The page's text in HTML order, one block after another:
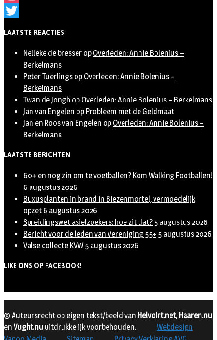
Instagram
LAATSTE REACTIES
Nelleke de bresser op Overleden: Annie Bolenius –
Berkelmans
Peter Tuerlings op Overleden: Annie Bolenius –
Berkelmans
Twan de Jongh op Overleden: Annie Bolenius – Berkelmans
Jan van Engelen op Probleem met de Geldmaat
Jan en Roos van Engelen op Overleden: Annie Bolenius –
Berkelmans
LAATSTE BERICHTEN
60+ en nog zin om te voetballen? Kom Walking Footballen!
6 augustus 2026
Buxusplanten in brand in Biezenmortel, vermoedelijk
opzet 6 augustus 2026
Spreidingswet asielzoekers: hoe zit dat? 5 augustus 2026
Bericht voor de leden van Vereniging 55+ 5 augustus 2026
Valse collecte KVW 5 augustus 2026
LIKE ONS OP FACEBOOK!
© Auteursrecht op eigen tekst/beeld van Helvoirt.net, Haaren.nu
en Vught.nu uitdrukkelijk voorbehouden.
Webdesign